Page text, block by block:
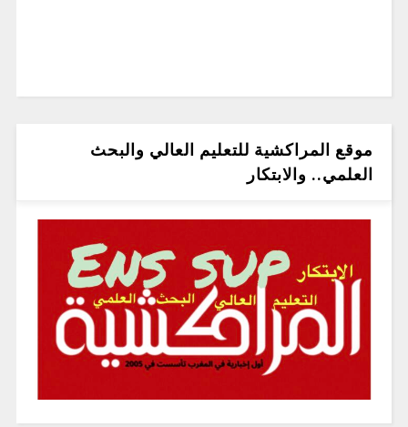
موقع المراكشية للتعليم العالي والبحث
العلمي.. والابتكار